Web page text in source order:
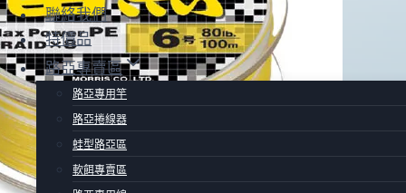
聯絡我們
特價品
路亞專賣區
路亞專用竿
路亞捲線器
蛙型路亞區
軟餌專賣區